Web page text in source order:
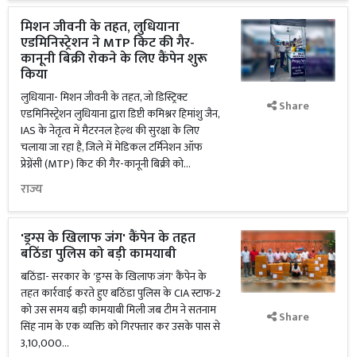
मिशन जीवनी के तहत, लुधियाना
एडमिनिस्ट्रेशन ने MTP किट की गैर-
कानूनी बिक्री रोकने के लिए कैंपेन शुरू
किया
लुधियाना- मिशन जीवनी के तहत, जो डिस्ट्रिक्ट
एडमिनिस्ट्रेशन लुधियाना द्वारा डिप्टी कमिश्नर हिमांशु जैन,
IAS के नेतृत्व में मैटरनल हेल्थ की सुरक्षा के लिए
चलाया जा रहा है, जिले में मेडिकल टर्मिनेशन ऑफ
प्रेग्नेंसी (MTP) किट की गैर-कानूनी बिक्री को...
राज्य
Share
'ड्रग्स के खिलाफ जंग' कैंपेन के तहत
बठिंडा पुलिस को बड़ी कामयाबी
बठिंडा- सरकार के 'ड्रग्स के खिलाफ जंग' कैंपेन के
तहत कार्रवाई करते हुए बठिंडा पुलिस के CIA स्टाफ-2
को उस समय बड़ी कामयाबी मिली जब टीम ने सतनाम
सिंह नाम के एक व्यक्ति को गिरफ्तार कर उसके पास से
3,10,000...
Share